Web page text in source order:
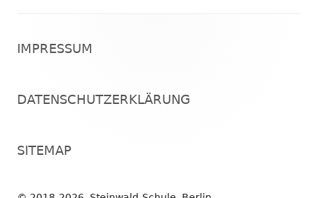
Inhalt
IMPRESSUM
DATENSCHUTZERKLÄRUNG
SITEMAP